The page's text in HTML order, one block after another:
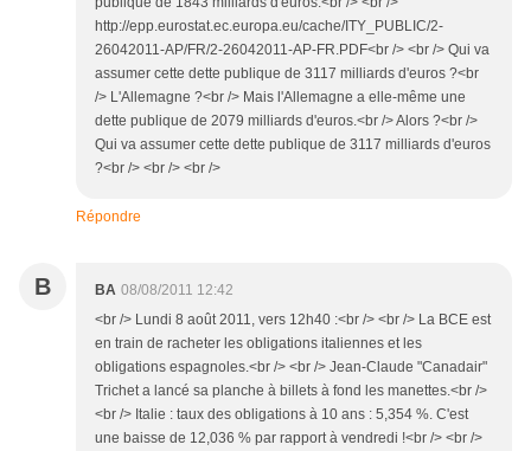
http://epp.eurostat.ec.europa.eu/cache/ITY_PUBLIC/2-
26042011-AP/FR/2-26042011-AP-FR.PDF<br /> <br /> Qui va
assumer cette dette publique de 3117 milliards d'euros ?<br
/> L'Allemagne ?<br /> Mais l'Allemagne a elle-même une
dette publique de 2079 milliards d'euros.<br /> Alors ?<br />
Qui va assumer cette dette publique de 3117 milliards d'euros
?<br /> <br /> <br />
Répondre
B BA 08/08/2011 12:42
<br /> Lundi 8 août 2011, vers 12h40 :<br /> <br /> La BCE est
en train de racheter les obligations italiennes et les
obligations espagnoles.<br /> <br /> Jean-Claude "Canadair"
Trichet a lancé sa planche à billets à fond les manettes.<br />
<br /> Italie : taux des obligations à 10 ans : 5,354 %. C'est
une baisse de 12,036 % par rapport à vendredi !<br /> <br />